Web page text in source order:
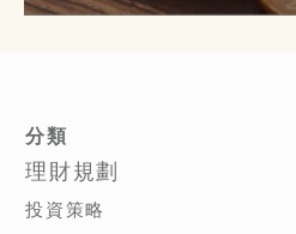
分類
理財規劃
投資策略